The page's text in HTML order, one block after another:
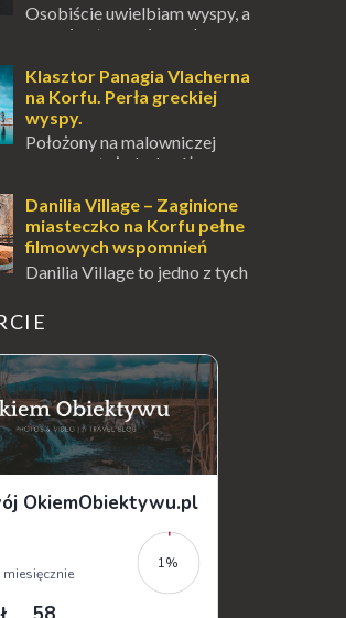
Osobiście uwielbiam wyspy, a
uczucie otoczenia wodą
Bałtyku? To zawsze brzmi jak
Klasztor Panagia Vlacherna
na Korfu. Perła greckiej
wyspy.
Położony na malowniczej
wysepce, tuż obok półwyspu
z najbardziej rozpoznawalnych
Danilia Village – Zaginione
miasteczko na Korfu pełne
filmowych wspomnień
Danilia Village to jedno z tych
tajemnic i historii, a przy tym
znane miłośnikom f...